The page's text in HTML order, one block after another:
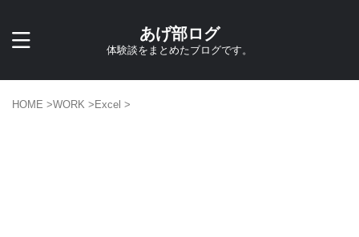
あげ部ログ
体験談をまとめたブログです。
HOME >WORK > Excel >